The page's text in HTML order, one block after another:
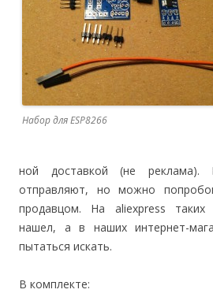
Набор для ESP8266
ной доставкой (не
отправляют, но можно
продавцом. На aliexpress
нашел, а в наших интернет-
пытаться искать.
В комплекте: